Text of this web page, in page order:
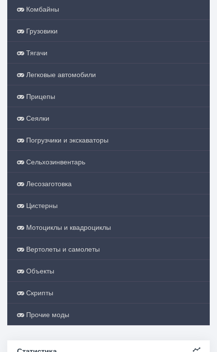
Комбайны
Грузовики
Тягачи
Легковые автомобили
Прицепы
Сеялки
Погрузчики и экскаваторы
Сельхозинвентарь
Лесозаготовка
Цистерны
Мотоциклы и квадроциклы
Вертолеты и самолеты
Объекты
Скрипты
Прочие моды